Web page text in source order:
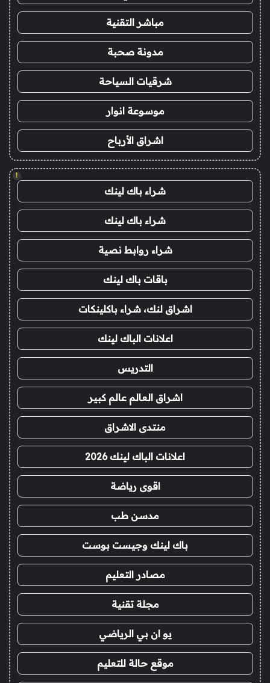
مباشر التقنية
مدونة صحبة
شرقيات السياحة
موسوعة انوار
اشراق الأرباح
!
شراء باك لينك
شراء باك لينك
شراء روابط نصية
باقات باك لينك
اشراق لنك، شراء باكلينكات
اعلانات الباك لينك
التدريس
اشراق العالم عالم كبير
منتدى الاشراق
اعلانات الباك لينك 2026
اقوى رياضة
مدسن طب
باك لينك وجيست بوست
مصادر التعليم
مجلة تقنية
يو ان بي الرياضي
موقع حالة للتعليم